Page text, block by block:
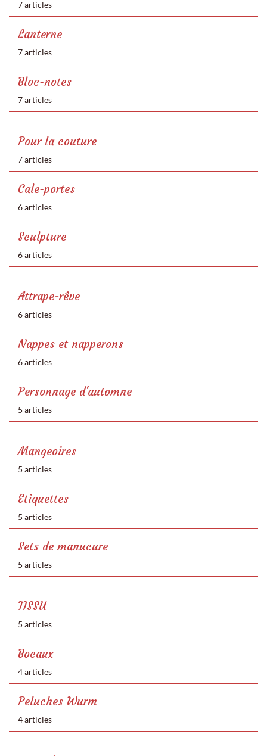
7 articles
Lanterne
7 articles
Bloc-notes
7 articles
Pour la couture
7 articles
Cale-portes
6 articles
Sculpture
6 articles
Attrape-rêve
6 articles
Nappes et napperons
6 articles
Personnage d'automne
5 articles
Mangeoires
5 articles
Etiquettes
5 articles
Sets de manucure
5 articles
TISSU
5 articles
Bocaux
4 articles
Peluches Wurm
4 articles